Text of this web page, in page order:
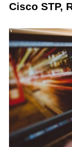
Cisco STP,